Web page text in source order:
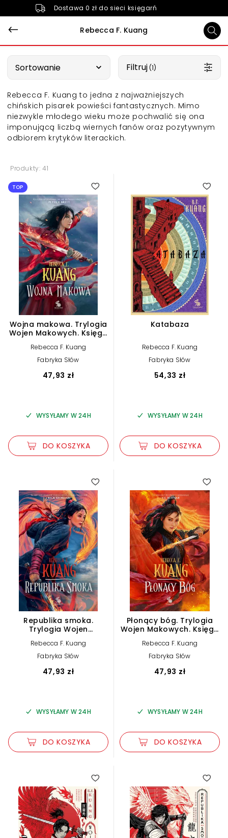
Dostawa 0 zł do sieci księgarń
Rebecca F. Kuang
Rebecca F. Kuang to jedna z najważniejszych
chińskich pisarek powieści fantastycznych. Mimo
niezwykle młodego wieku może pochwalić się ona
imponującą liczbą wiernych fanów oraz pozytywnym
odbiorem krytyków literackich.
Sortowanie Filtruj (1)
Produkty: 41
TOP 5.00
Wojna makowa. Trylogia
Wojen Makowych. Księga
Rebecca F. Kuang
Fabryka Słów
47,93 zł
WYSYŁAMY W 24H
DO KOSZYKA
4.00
Katabaza
Rebecca F. Kuang
Fabryka Słów
54,33 zł
WYSYŁAMY W 24H
DO KOSZYKA
Republika smoka.
Trylogia Wojen
Rebecca F. Kuang
Fabryka Słów
47,93 zł
WYSYŁAMY W 24H
DO KOSZYKA
Płonący bóg. Trylogia
Wojen Makowych. Księga
Rebecca F. Kuang
Fabryka Słów
47,93 zł
WYSYŁAMY W 24H
DO KOSZYKA